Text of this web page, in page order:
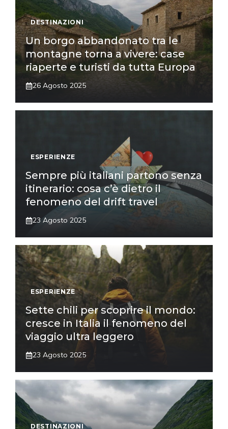
DESTINAZIONI
Un borgo abbandonato tra le
montagne torna a vivere: case
riaperte e turisti da tutta Europa
26 Agosto 2025
ESPERIENZE
Sempre più italiani partono senza
itinerario: cosa c’è dietro il
fenomeno del drift travel
23 Agosto 2025
ESPERIENZE
Sette chili per scoprire il mondo:
cresce in Italia il fenomeno del
viaggio ultra leggero
23 Agosto 2025
DESTINAZIONI